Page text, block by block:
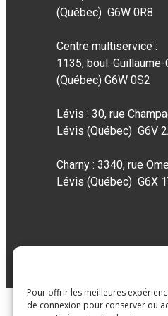
Pour offrir les meilleures
de connexion pour conserver ou
(Québec) G6W 0R8
Centre multiservice :
1135, boul.
(Québec) G6W 0S2
Lévis : 30, rue
Lévis (Québec) G6V
Charny : 3340, rue
Lévis (Québec) G6X